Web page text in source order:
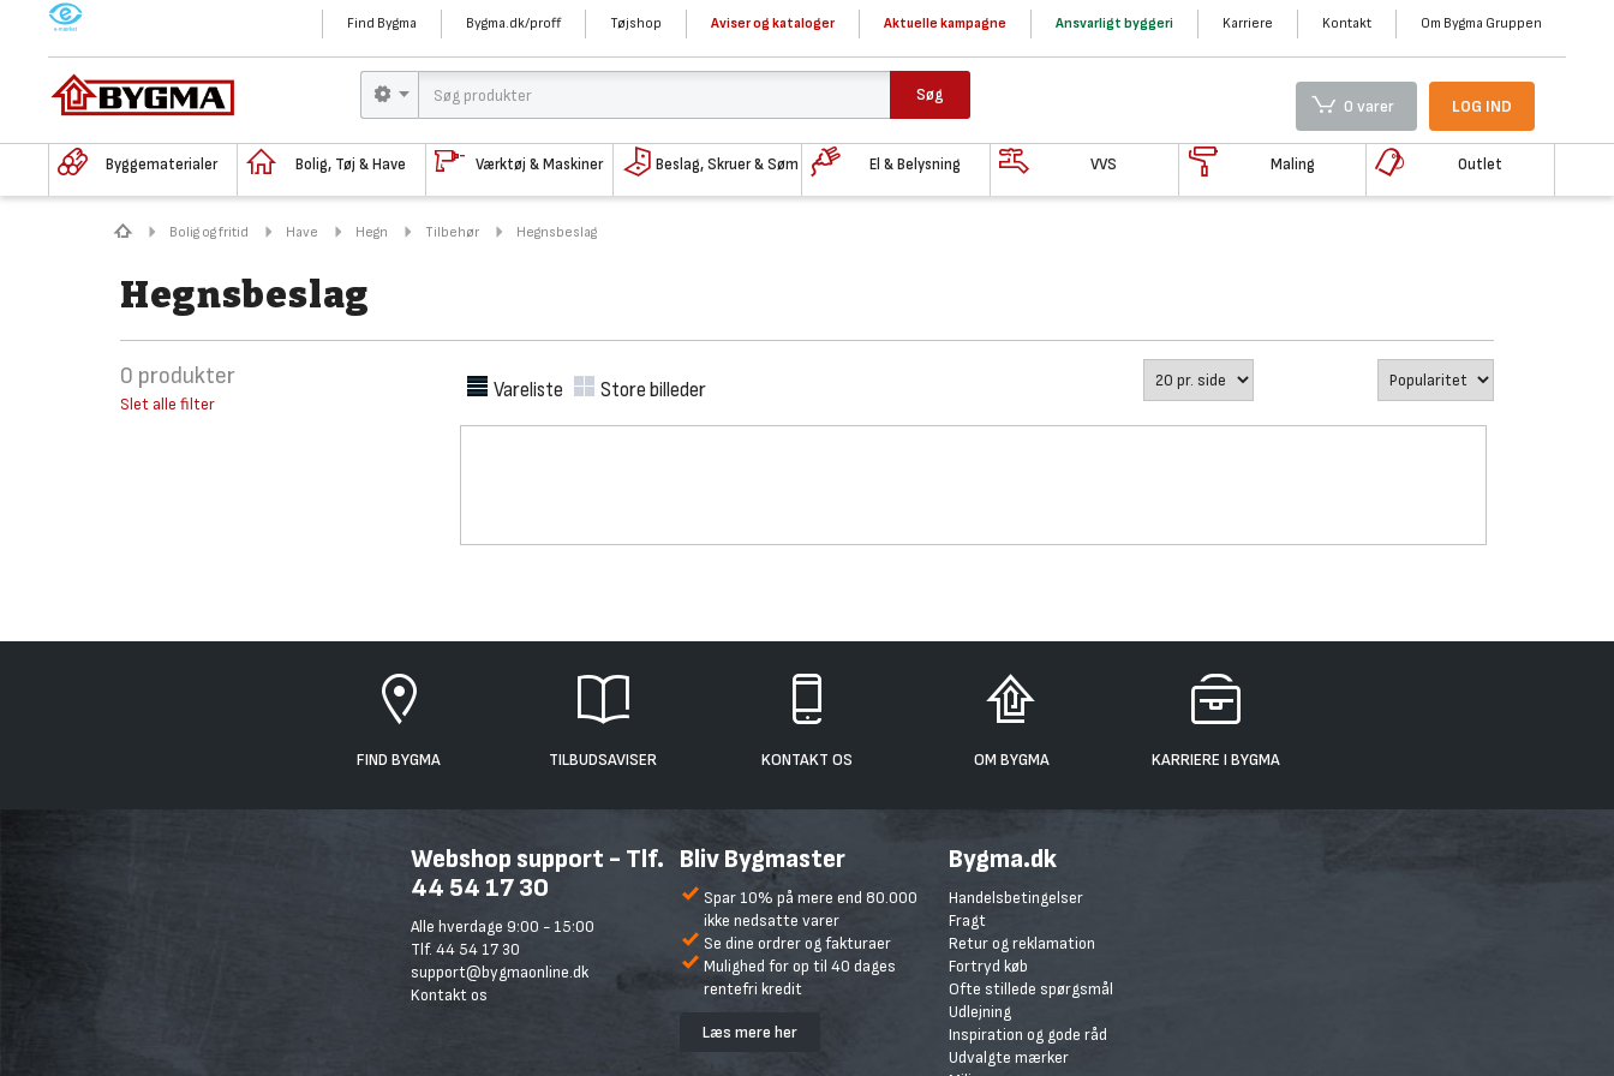
M Find Bygma Bygma.dk/proff Tøjshop Aviser og kataloger Aktuelle kampagne Ansvarligt byggeri Karriere Kontakt Om Bygma Gruppen
Søg
0 varer LOG IND
Byggematerialer Bolig, Tøj & Have Værktøj & Maskiner Beslag, Skruer & Søm El & Belysning VVS Maling Outlet
Bolig og fritid Have Hegn Tilbehør Hegnsbeslag
Hegnsbeslag
0 produkter
Slet alle filter
Vareliste Store billeder
FIND BYGMA TILBUDSAVISER KONTAKT OS OM BYGMA KARRIERE I BYGMA
Webshop support - Tlf.
44 54 17 30
Alle hverdage 9:00 - 15:00
Tlf. 44 54 17 30
support@bygmaonline.dk
Kontakt os
Bliv Bygmaster
Spar 10% på mere end 80.000
ikke nedsatte varer
Se dine ordrer og fakturaer
Mulighed for op til 40 dages
rentefri kredit
Læs mere her
Bygma.dk
Handelsbetingelser
Fragt
Retur og reklamation
Fortryd køb
Ofte stillede spørgsmål
Udlejning
Inspiration og gode råd
Udvalgte mærker